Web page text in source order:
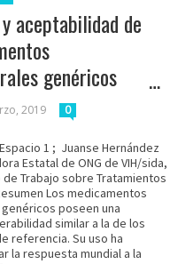
aceptabilidad de
genéricos
con el VIH
2019 0
1 ; Juanse Hernández
Estatal de ONG de VIH/sida,
de Trabajo sobre Tratamientos
Los medicamentos
poseen una
similar a la de los
referencia. Su uso ha
la respuesta mundial a la